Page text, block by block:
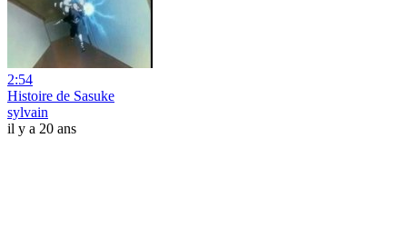
2:54
Histoire de Sasuke
sylvain
il y a 20 ans